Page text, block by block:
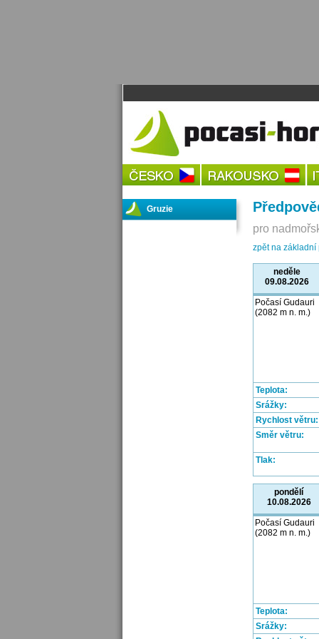
pro
zpět na
neděle
09.08.2026
Počasí Gudauri
(2082 m n. m.)
Teplota:
Srážky:
Rychlost větru:
Směr větru:
Tlak:
pondělí
10.08.2026
Počasí Gudauri
(2082 m n. m.)
Teplota:
Srážky:
Gruzie